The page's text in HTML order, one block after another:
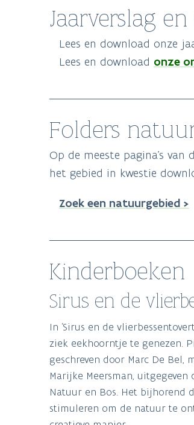
Jaarverslag
Lees en download onze
Lees en download onze
Folders
Op de meeste pagina’s
het gebied in kwestie
Zoek een natuurgebied >
Kinderboeken
Sirus en de
In ‘Sirus en de
ziek eekhoorntje te genezen.
geschreven door Marc De Bel,
Marijke Meersman,
Natuur en Bos. Het bijhorend
stimuleren om de natuur te